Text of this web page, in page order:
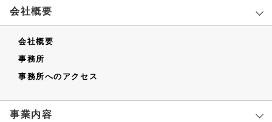
会社概要
会社概要
事務所
事務所へのアクセス
事業内容